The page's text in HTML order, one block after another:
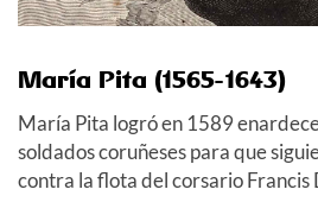
María Pita (1565-1643)
María Pita logró en 1589
soldados coruñeses para que
contra la flota del corsario Francis